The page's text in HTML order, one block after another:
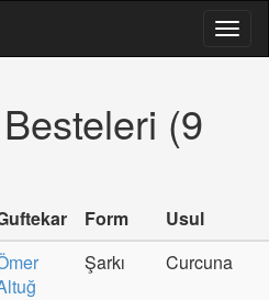
(9
Form
Usul
Şarkı Curcuna